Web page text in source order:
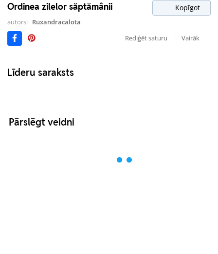
Ordinea zilelor săptămânii Kopīgot
autors: Ruxandracalota
Rediģēt saturu
Vairāk
Līderu saraksts
Pārslēgt veidni